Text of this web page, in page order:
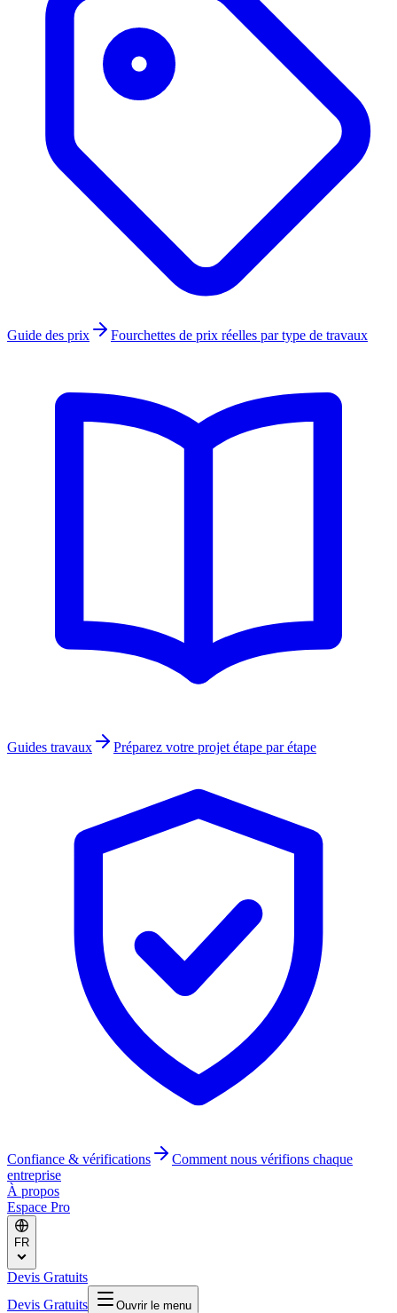
Guide des prix Fourchettes de prix réelles par type de travaux
Guides travaux Préparez votre projet étape par étape
Confiance & vérifications
Comment nous vérifions chaque
entreprise
À propos
Espace Pro
FR
Devis Gratuits
Devis Gratuits
Ouvrir le menu